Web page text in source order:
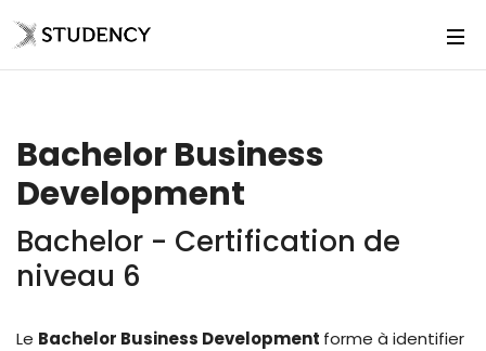
Bachelor Business
Development
Bachelor - Certification de
niveau 6
Le Bachelor Business Development forme à identifier